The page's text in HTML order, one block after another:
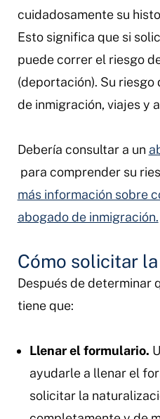
cuidadosamente su
Esto significa que si
puede correr el riesgo
(deportación). Su
de inmigración, viajes y
Debería consultar a un
para comprender su
más información sobre
abogado de inmigración.
Cómo solicitar
Después de determinar
tiene que:
Llenar el formulario.
ayudarle a llenar el
solicitar la